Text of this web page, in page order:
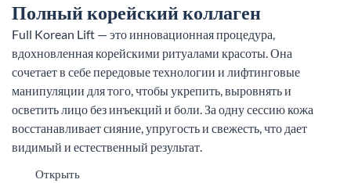
Полный корейский коллаген
Full Korean Lift — это инновационная процедура,
вдохновленная корейскими ритуалами красоты. Она
сочетает в себе передовые технологии и лифтинговые
манипуляции для того, чтобы укрепить, выровнять и
осветить лицо без инъекций и боли. За одну сессию кожа
восстанавливает сияние, упругость и свежесть, что дает
видимый и естественный результат.
Открыть